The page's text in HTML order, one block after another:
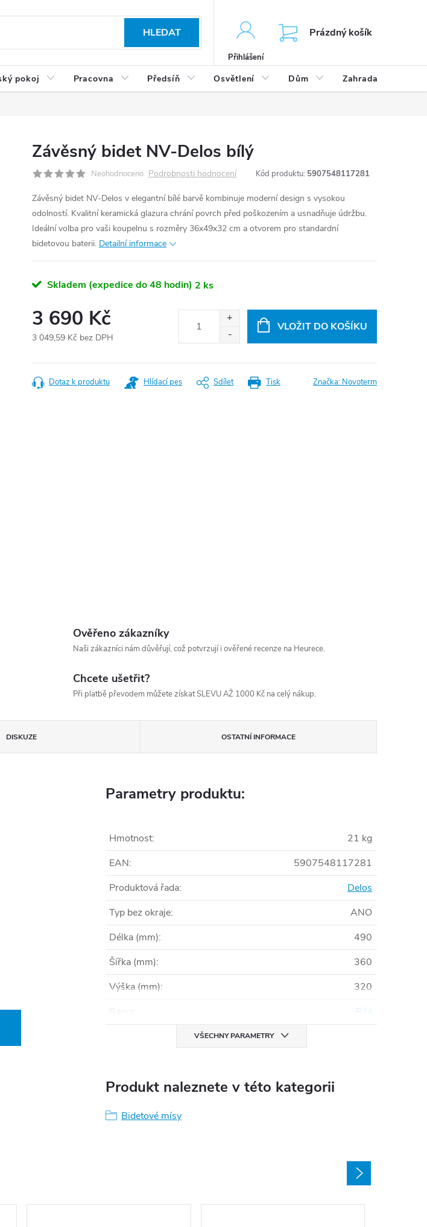
HLEDAT
Přihlášení
Prázdný košík
pokoj Pracovna Předsíň Osvětlení Dům Zahrada
Závěsný bidet NV-Delos bílý
Neohodnoceno Podrobnosti hodnocení Kód produktu: 5907548117281
Závěsný bidet NV-Delos v elegantní bílé barvě kombinuje moderní design s vysokou
odolností. Kvalitní keramická glazura chrání povrch před poškozením a usnadňuje údržbu.
Ideální volba pro vaši koupelnu s rozměry 36x49x32 cm a otvorem pro standardní
bidetovou baterii. Detailní informace
Skladem (expedice do 48 hodin) 2 ks
3 690 Kč
3 049,59 Kč bez DPH
cena:
VLOŽIT DO KOŠÍKU
Tisk
Dotaz k produktu Hlídací pes Sdílet Značka: Novoterm
Ověřeno zákazníky
Naši zákazníci nám důvěřují, což potvrzují i ověřené recenze na Heurece.
Chcete ušetřit?
Při platbě převodem můžete získat SLEVU AŽ 1000 Kč na celý nákup.
DISKUZE OSTATNÍ INFORMACE
Parametry produktu:
Hmotnost:
21 kg
EAN:
5907548117281
Produktová řada:
Delos
Typ bez okraje:
ANO
Délka (mm):
490
Šířka (mm):
360
Výška (mm):
320
Bílá
VŠECHNY PARAMETRY
Produkt naleznete v této kategorii
Bidetové mísy